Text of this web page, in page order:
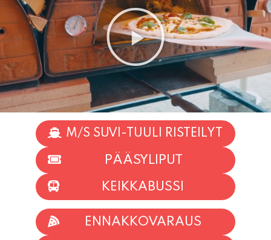
M/S SUVI-TUULI RISTEILYT
PÄÄSYLIPUT
KEIKKABUSSI
TAPAHTUMAT
INFO